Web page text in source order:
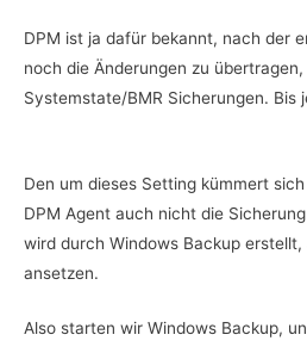
DPM ist ja dafür bekannt, nach der
noch die Änderungen zu
Systemstate/BMR Sicherungen. Bis
Den um dieses Setting kümmert
DPM Agent auch nicht die
wird durch Windows Backup
ansetzen.
Also starten wir Windows Backup,